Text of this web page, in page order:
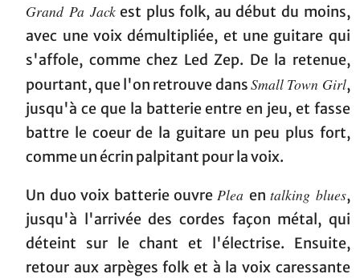
Grand Pa Jackest plus folk, au début du moins,
avec une voix démultipliée, et une guitare qui
s'affole, comme chez Led Zep. De la retenue,
pourtant, que l'on retrouve dansSmall Town Girl,
jusqu'à ce que la batterie entre en jeu, et fasse
battre le coeur de la guitare un peu plus fort,
comme un écrin palpitant pour la voix.
Un duo voix batterie ouvrePlea entalking blues,
jusqu'à l'arrivée des cordes façon métal, qui
déteint sur le chant et l'électrise. Ensuite,
retour aux arpèges folk et à la voix caressante